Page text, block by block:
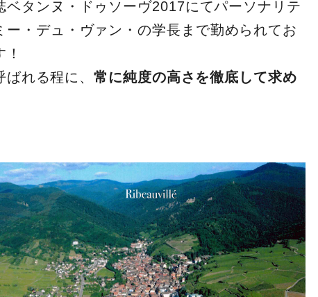
タンヌ・ドゥソーヴ2017にてパーソナリテ
・デュ・ヴァン・の学長まで勤められてお
ばれる程に、常に純度の高さを徹底して求め